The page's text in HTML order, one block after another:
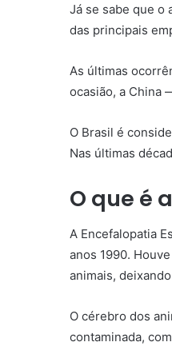
Já se sabe que o
das principais
As últimas
ocasião, a China
O Brasil é
Nas últimas
O que é
A Encefalopatia
anos 1990.
animais,
O cérebro dos
contaminada,